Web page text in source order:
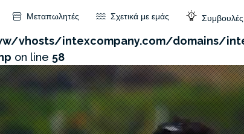
product/
vhosts/intexcompany.com/domains/
on line 58
Μεταπωλητές Σχετικά με εμάς